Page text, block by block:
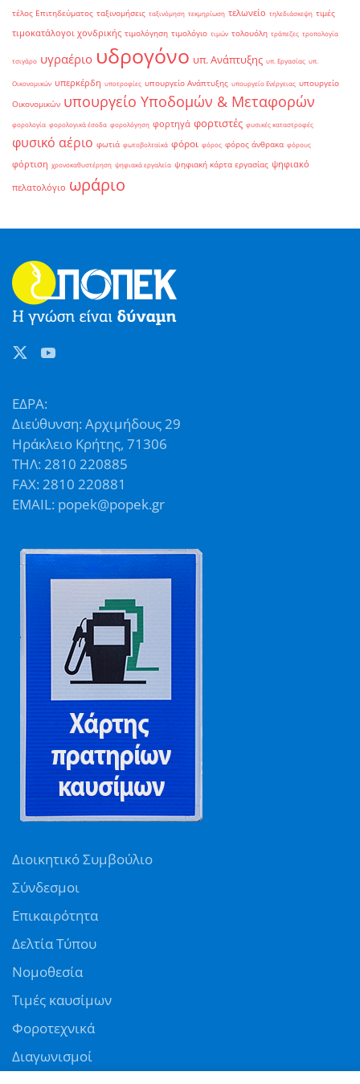
τέλος Επιτηδεύματος ταξινομήσεις ταξινόμηση τεκμηρίωση τελωνείο τηλεδιάσκεψη τιμές
τιμοκατάλογοι χονδρικής τιμολόγηση τιμολόγιο τιμών τολουόλη τράπεζες τροπολογία
τσιγάρο υγραέριο υδρογόνο υπ. Ανάπτυξης υπ. Εργασίας υπ.
Οικονομικών υπερκέρδη υποτροφίες υπουργείο Ανάπτυξης υπουργείο Ενέργειας υπουργείο
Οικονομικών υπουργείο Υποδομών & Μεταφορών
φορολογία φορολογικά έσοδα φορολόγηση φορτηγά φορτιστές φυσικές καταστροφές
φυσικό αέριο φωτιά φωτοβολταϊκά φόροι φόρος φόρος άνθρακα φόρους
φόρτιση χρονοκαθυστέρηση ψηφιακά εργαλεία ψηφιακή κάρτα εργασίας ψηφιακό
πελατολόγιο ωράριο
ΕΔΡΑ:
Διεύθυνση: Αρχιμήδους 29
Ηράκλειο Κρήτης, 71306
ΤΗΛ: 2810 220885
FAX: 2810 220881
EMAIL: popek@popek.gr
Διοικητικό Συμβούλιο
Σύνδεσμοι
Επικαιρότητα
Δελτία Τύπου
Νομοθεσία
Τιμές καυσίμων
Φοροτεχνικά
Διαγωνισμοί